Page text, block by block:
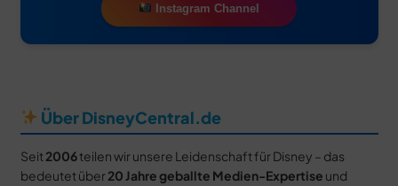
Instagram Channel
Über DisneyCentral.de
Seit 2006teilen wir unsere Leidenschaft für Disney – das
bedeutet über 20 Jahre geballte Medien-Expertise und